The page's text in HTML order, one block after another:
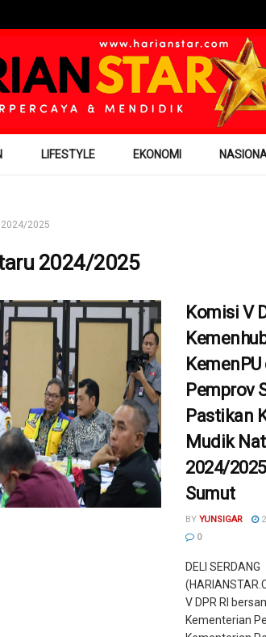
LIFESTYLE EKONOMI
2025
2024/2025
Komisi V
Pemprov
Pastikan
Mudik
2024/
Sumut
BY YUNSIGAR
2
0
DELI SERDANG
V DPR RI
Kementerian